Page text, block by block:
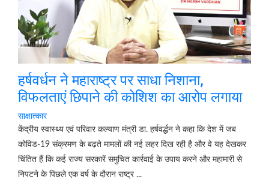
हर्षवर्धन ने महाराष्ट्र पर साधा निशाना,
विफलताएं छिपाने की कोशिश का आरोप लगाया
साक्षात्कार
केंद्रीय स्वास्थ्य एवं परिवार कल्याण मंत्री डा. हर्षवर्द्धन ने कहा कि देश में जब
कोविड-19 संक्रमण के बढ़ते मामलों की नई लहर दिख रही है और वे यह देखकर
चिंतित हैं कि कई राज्य सरकारें समुचित कार्रवाई के उपाय करने और महामारी से
निपटने के पिछले एक वर्ष के दौरान राष्ट्र ...